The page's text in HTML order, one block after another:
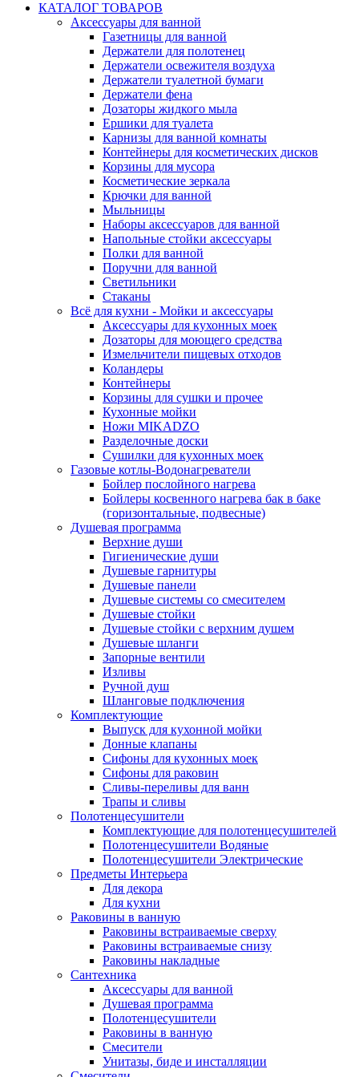
КАТАЛОГ ТОВАРОВ
Аксессуары для ванной
Газетницы для ванной
Держатели для полотенец
Держатели освежителя воздуха
Держатели туалетной бумаги
Держатели фена
Дозаторы жидкого мыла
Ершики для туалета
Карнизы для ванной комнаты
Контейнеры для косметических дисков
Корзины для мусора
Косметические зеркала
Крючки для ванной
Мыльницы
Наборы аксессуаров для ванной
Напольные стойки аксессуары
Полки для ванной
Поручни для ванной
Светильники
Стаканы
Всё для кухни - Мойки и аксессуары
Аксессуары для кухонных моек
Дозаторы для моющего средства
Измельчители пищевых отходов
Коландеры
Контейнеры
Корзины для сушки и прочее
Кухонные мойки
Ножи MIKADZO
Разделочные доски
Сушилки для кухонных моек
Газовые котлы-Водонагреватели
Бойлер послойного нагрева
Бойлеры косвенного нагрева бак в баке
(горизонтальные, подвесные)
Душевая программа
Верхние души
Гигиенические души
Душевые гарнитуры
Душевые панели
Душевые системы со смесителем
Душевые стойки
Душевые стойки с верхним душем
Душевые шланги
Запорные вентили
Изливы
Ручной душ
Шланговые подключения
Комплектующие
Выпуск для кухонной мойки
Донные клапаны
Сифоны для кухонных моек
Сифоны для раковин
Сливы-переливы для ванн
Трапы и сливы
Полотенцесушители
Комплектующие для полотенцесушителей
Полотенцесушители Водяные
Полотенцесушители Электрические
Предметы Интерьера
Для декора
Для кухни
Раковины в ванную
Раковины встраиваемые сверху
Раковины встраиваемые снизу
Раковины накладные
Сантехника
Аксессуары для ванной
Душевая программа
Полотенцесушители
Раковины в ванную
Смесители
Унитазы, биде и инсталляции